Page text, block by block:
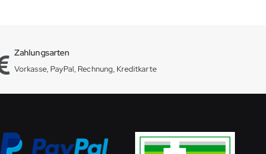
Zahlungsarten
Vorkasse, PayPal, Rechnung, Kreditkarte